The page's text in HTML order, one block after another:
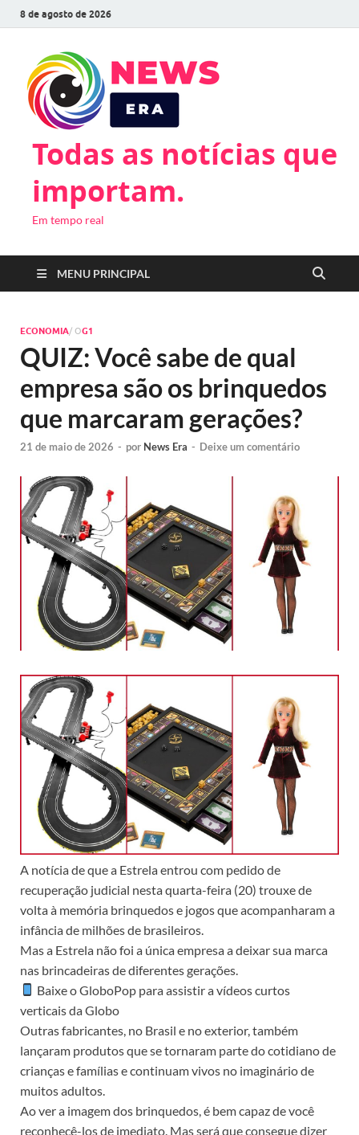
8 de agosto de 2026
Todas as notícias que
importam.
Em tempo real
MENU PRINCIPAL
ECONOMIA/ OG1
QUIZ: Você sabe de qual
empresa são os brinquedos
que marcaram gerações?
21 de maio de 2026 - por News Era - Deixe um comentário
A notícia de que a Estrela entrou com pedido de
recuperação judicial nesta quarta-feira (20) trouxe de
volta à memória brinquedos e jogos que acompanharam a
infância de milhões de brasileiros.
Mas a Estrela não foi a única empresa a deixar sua marca
nas brincadeiras de diferentes gerações.
Baixe o GloboPop para assistir a vídeos curtos
verticais da Globo
Outras fabricantes, no Brasil e no exterior, também
lançaram produtos que se tornaram parte do cotidiano de
crianças e famílias e continuam vivos no imaginário de
muitos adultos.
Ao ver a imagem dos brinquedos, é bem capaz de você
reconhecê-los de imediato. Mas será que consegue dizer